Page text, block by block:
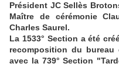
Président JC Sellès
Maître de cérémonie
Charles Saurel.
La 1533° Section a été
recomposition du
avec la 739° Section